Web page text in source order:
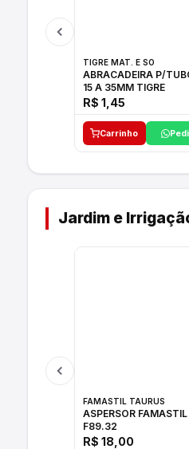
TIGRE MAT. E SO
ABRACADEIRA P/TUBOS
15 A 35MM TIGRE
R$ 1,45
Carrinho
Jardim e
FAMASTIL TAURUS
ASPERSOR FAMASTIL 1/2"
F89.32
R$ 18,00